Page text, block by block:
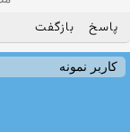
پاسخ بازگفت
کاربر نمونه